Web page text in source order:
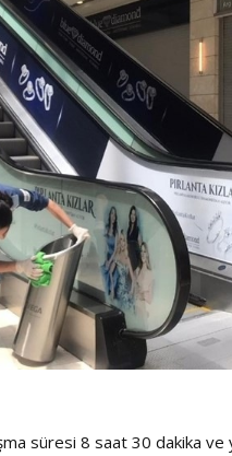
süresi 8 saat 30 dakika